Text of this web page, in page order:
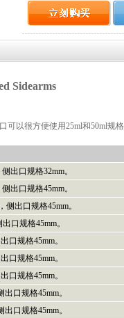
Sidearms
以很方便使用25ml和50ml规格
出口规格32mm。
出口规格45mm。
侧出口规格45mm。
口规格45mm。
口规格45mm。
口规格45mm。
口规格45mm。
口规格45mm。
口规格45mm。